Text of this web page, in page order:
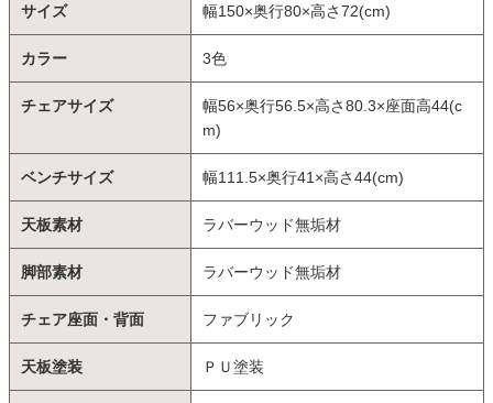
サイズ 幅150×奥行80×高さ72(cm)
カラー 3色
チェアサイズ
幅56×奥行56.5×高さ80.3×座面高44(c
m)
ベンチサイズ 幅111.5×奥行41×高さ44(cm)
天板素材 ラバーウッド無垢材
脚部素材 ラバーウッド無垢材
チェア座面・背面 ファブリック
天板塗装 ＰＵ塗装